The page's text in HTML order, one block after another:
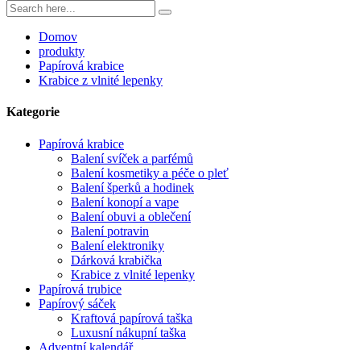
Domov
produkty
Papírová krabice
Krabice z vlnité lepenky
Kategorie
Papírová krabice
Balení svíček a parfémů
Balení kosmetiky a péče o pleť
Balení šperků a hodinek
Balení konopí a vape
Balení obuvi a oblečení
Balení potravin
Balení elektroniky
Dárková krabička
Krabice z vlnité lepenky
Papírová trubice
Papírový sáček
Kraftová papírová taška
Luxusní nákupní taška
Adventní kalendář